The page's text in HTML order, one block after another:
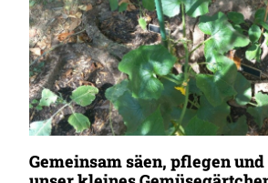
Gemeinsam säen, pflegen